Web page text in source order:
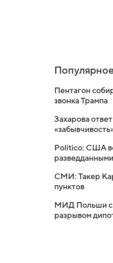
Пентагон
звонка Трампа
Захарова
Politico: США
СМИ: Такер
пунктов
МИД Польши
разрывом